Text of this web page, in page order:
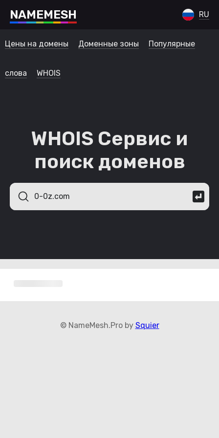
NAMEMESH RU
Цены на домены Доменные зоны Популярные
слова WHOIS
WHOIS Сервис и
поиск доменов
© NameMesh.Pro by Squier